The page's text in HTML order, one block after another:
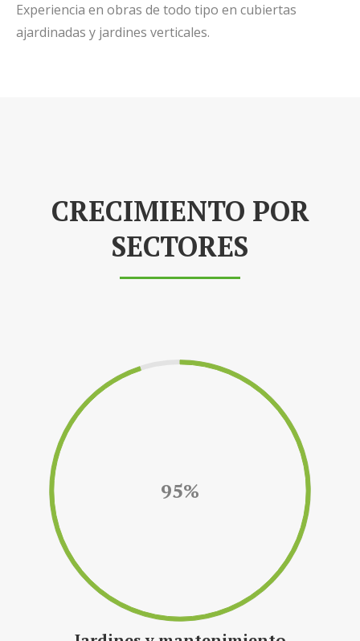
Experiencia en obras de todo tipo en cubiertas
ajardinadas y jardines verticales.
CRECIMIENTO POR
SECTORES
95%